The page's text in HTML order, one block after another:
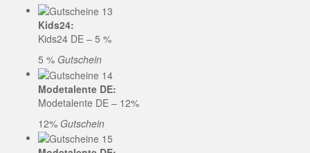
Kids24:
Kids24 DE – 5 %
5 % Gutschein
Modetalente DE:
Modetalente DE – 12%
12% Gutschein